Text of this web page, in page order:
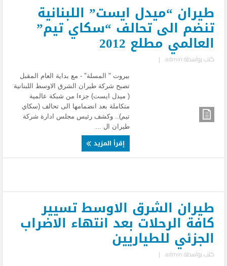
طيران “ميدل ايست” اللبنانية
تنضم الى تحالف “سكاي تيم”
العالمي مطلع 2012
كتب بواسطةadmin
|
بيروت " المسلة" - مع بداية العام المقبل
تصبح شركة طيران الشرق الاوسط اللبنانية
( ميدل ايست) جزءا من شبكة عالمية
متكاملة بعد انضمامها الى تحالف (سكاي
تيم).. وكشف رئيس مجلس ادارة شركة
طيران ال ...
إقرأ المزيد
طيران الشرق الاوسط تسيير
كافة الرحلات بعد انتهاء الاضراب
الجزئي للطياريين
كتب بواسطةadmin
|